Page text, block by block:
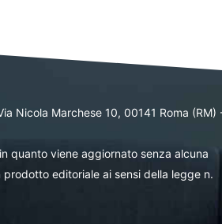
Nicola Marchese 10, 00141 Roma (RM)
quanto viene aggiornato senza alcuna
editoriale ai sensi della legge n.